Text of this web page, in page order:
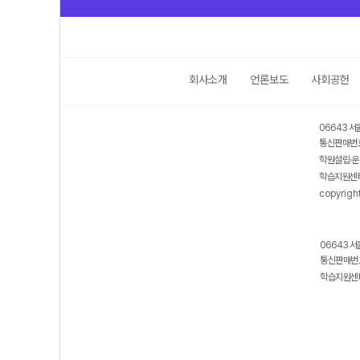
회사소개 언론보도 사회공헌
06643 서
통신판매
학원설립·
학습지원
06643 서
통신판매
학습지원